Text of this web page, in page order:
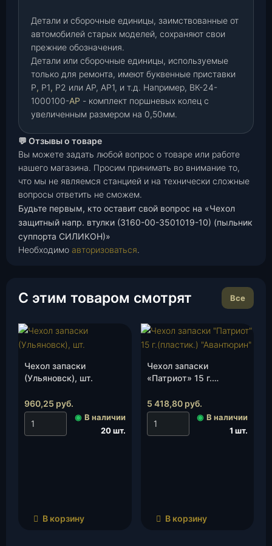
Детали и сборочные единицы, заимствованные от
автомобилей старых моделей, сохраняют свои
прежние обозначения.
Детали или сборочные единицы, используемые
только для ремонта, имеют буквенные приставки
Р, Р1, Р2 или АР, АР1, и т.д. Например, ВК-24-
1000100-АР - комплект поршневых колец с
увеличенным размером на 0,50мм.
💬 Отзывы о товаре
Вы можете задать любой вопрос о товаре или работе
нашего магазина. Просим принимать во внимание то,
что мы не являемся станцией и на технически сложные
вопросы ответить не сможем.
Будьте первым, кто оставит свой вопрос на «Чехол
защитный напр. втулки (3160-00-3501019-10) (пыльник
суппорта СИЛИКОН)»
Необходимо авторизоваться.
С этим товаром смотрят Все
Чехол запаски
(Ульяновск), шт.
960,25 руб.
◉ В наличии
20 шт.
В корзину
Чехол запаски
«Патриот» 15 г.
«Авантюрин», шт.
5 418,80 руб.
◉ В наличии
1 шт.
В корзину